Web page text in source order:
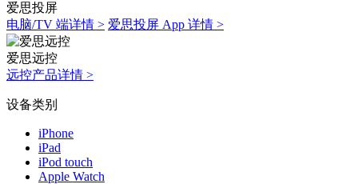
爱思投屏
电脑/TV 端详情 > 爱思投屏 App 详情 >
爱思远控
远控产品详情 >
设备类别
iPhone
iPad
iPod touch
Apple Watch